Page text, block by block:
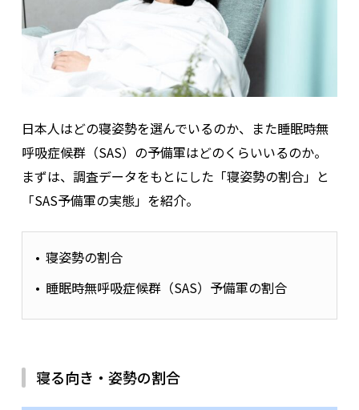
日本人はどの寝姿勢を選んでいるのか、また睡眠時無
呼吸症候群（SAS）の予備軍はどのくらいいるのか。
まずは、調査データをもとにした「寝姿勢の割合」と
「SAS予備軍の実態」を紹介。
寝姿勢の割合
睡眠時無呼吸症候群（SAS）予備軍の割合
寝る向き・姿勢の割合